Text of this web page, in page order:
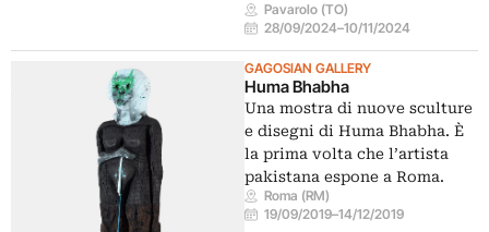
Pavarolo (TO)
28/09/2024–10/11/2024
GAGOSIAN GALLERY
Huma Bhabha
Una mostra di nuove sculture
e disegni di Huma Bhabha. È
la prima volta che l’artista
pakistana espone a Roma.
Roma (RM)
19/09/2019–14/12/2019